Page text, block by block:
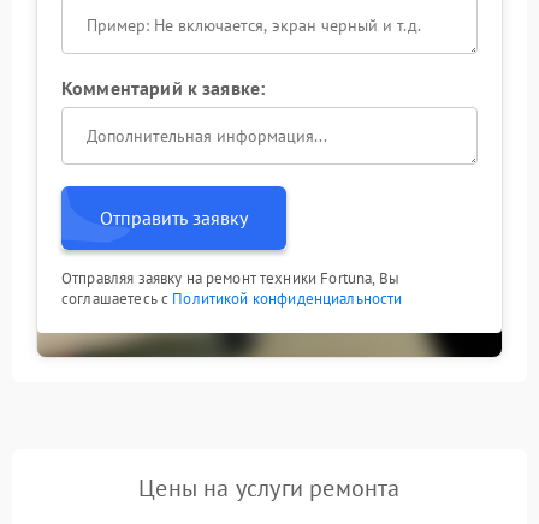
Комментарий к заявке:
Отправить заявку
Отправляя заявку на ремонт техники Fortuna, Вы
соглашаетесь с Политикой конфиденциальности
Цены на услуги ремонта